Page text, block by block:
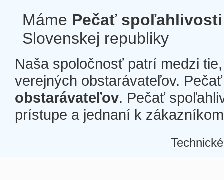
Máme Pečať spoľahlivosti
Slovenskej republiky
Naša spoločnosť patrí medzi
verejných obstarávateľov.
obstarávateľov. Pečať
prístupe a jednaní k